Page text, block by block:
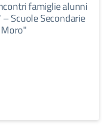
famiglie alunni
Scuole Secondarie
Moro"